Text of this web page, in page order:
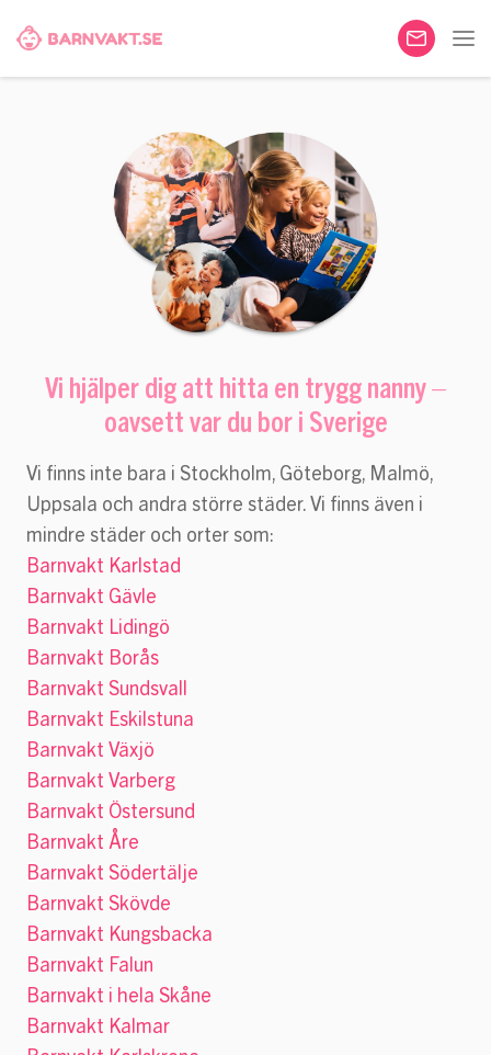
Vi hjälper dig att hitta en trygg nanny –
oavsett var du bor i Sverige
Vi finns inte bara i Stockholm, Göteborg, Malmö,
Uppsala och andra större städer. Vi finns även i
mindre städer och orter som:
Barnvakt Karlstad
Barnvakt Gävle
Barnvakt Lidingö
Barnvakt Borås
Barnvakt Sundsvall
Barnvakt Eskilstuna
Barnvakt Växjö
Barnvakt Varberg
Barnvakt Östersund
Barnvakt Åre
Barnvakt Södertälje
Barnvakt Skövde
Barnvakt Kungsbacka
Barnvakt Falun
Barnvakt i hela Skåne
Barnvakt Kalmar